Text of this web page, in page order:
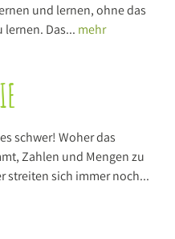
und lernen, ohne das
lernen. Das... mehr
schwer! Woher das
Zahlen und Mengen zu
streiten sich immer noch...